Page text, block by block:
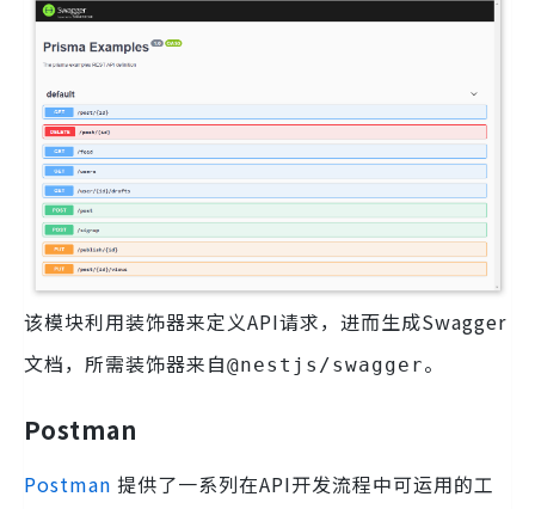
该模块利用装饰器来定义API请求，进而生成Swagger
文档，所需装饰器来自@nestjs/swagger。
Postman
Postman 提供了一系列在API开发流程中可运用的工